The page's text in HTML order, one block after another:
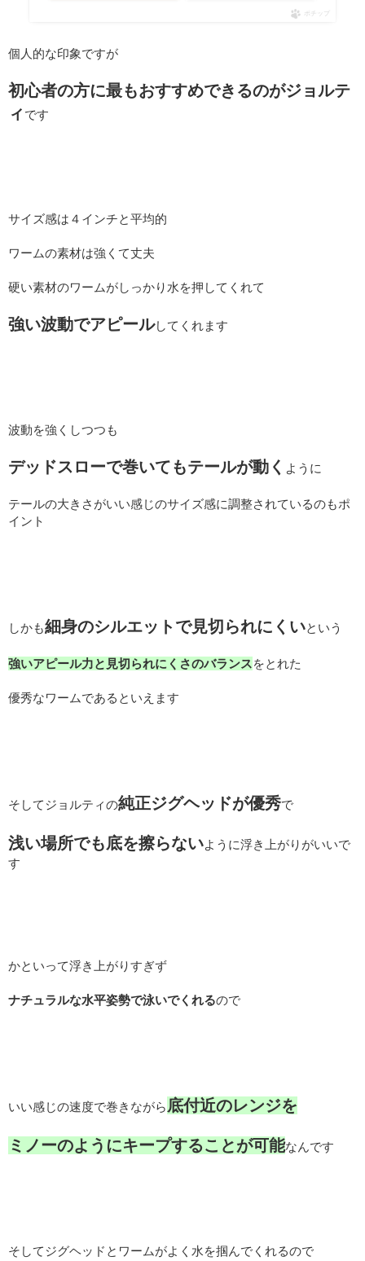
ポチップ
個人的な印象ですが
初心者の方に最もおすすめできるのがジョルテ
ィ です
サイズ感は４インチと平均的
ワームの素材は強くて丈夫
硬い素材のワームがしっかり水を押してくれて
強い波動でアピールしてくれます
波動を強くしつつも
デッドスローで巻いてもテールが動く ように
テールの大きさがいい感じのサイズ感に調整されているのもポ
イント
しかも細身のシルエットで見切られにくいという
強いアピール力と見切られにくさのバランスをとれた
優秀なワームであるといえます
そしてジョルティの純正ジグヘッドが優秀で
浅い場所でも底を擦らないように浮き上がりがいいで
す
かといって浮き上がりすぎず
ナチュラルな水平姿勢で泳いでくれるので
いい感じの速度で巻きながら 底付近のレンジを
ミノーのようにキープすることが可能なんです
そしてジグヘッドとワームがよく水を掴んでくれるので